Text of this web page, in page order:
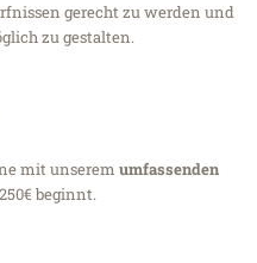
gerecht zu werden und
zu gestalten.
mit unserem umfassenden
beginnt.